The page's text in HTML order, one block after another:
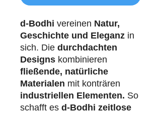
d-Bodhi vereinen Natur,
Geschichte und Eleganz in
sich. Die durchdachten
Designs kombinieren
fließende, natürliche
Materialen mit konträren
industriellen Elementen. So
schafft es d-Bodhi zeitlose